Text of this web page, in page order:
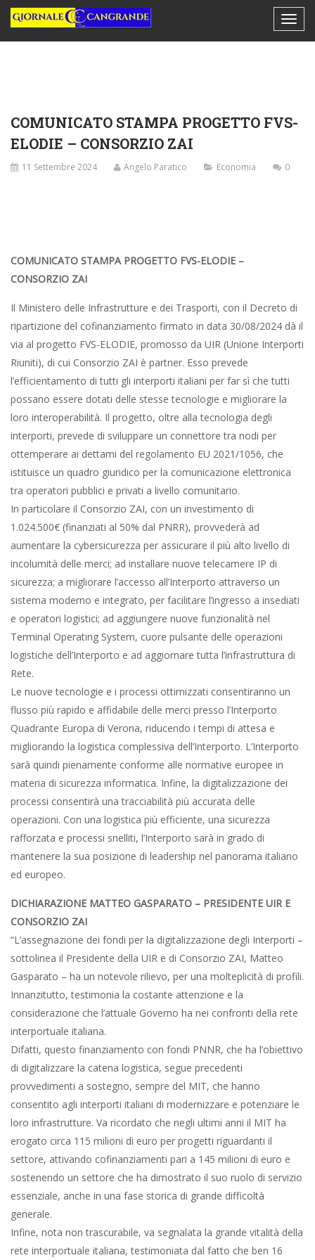
COMUNICATO STAMPA PROGETTO FVS-
ELODIE – CONSORZIO ZAI
11 Settembre 2024 Angelo Paratico Economia 0
COMUNICATO STAMPA PROGETTO FVS-ELODIE –
CONSORZIO ZAI
Il Ministero delle Infrastrutture e dei Trasporti, con il Decreto di
ripartizione del cofinanziamento firmato in data 30/08/2024 dà il
via al progetto FVS-ELODIE, promosso da UIR (Unione Interporti
Riuniti), di cui Consorzio ZAI è partner. Esso prevede
l’efficientamento di tutti gli interporti italiani per far sì che tutti
possano essere dotati delle stesse tecnologie e migliorare la
loro interoperabilità. Il progetto, oltre alla tecnologia degli
interporti, prevede di sviluppare un connettore tra nodi per
ottemperare ai dettami del regolamento EU 2021/1056, che
istituisce un quadro giuridico per la comunicazione elettronica
tra operatori pubblici e privati a livello comunitario.
In particolare il Consorzio ZAI, con un investimento di
1.024.500€ (finanziati al 50% dal PNRR), provvederà ad
aumentare la cybersicurezza per assicurare il più alto livello di
incolumità delle merci; ad installare nuove telecamere IP di
sicurezza; a migliorare l’accesso all’Interporto attraverso un
sistema moderno e integrato, per facilitare l’ingresso a insediati
e operatori logistici; ad aggiungere nuove funzionalità nel
Terminal Operating System, cuore pulsante delle operazioni
logistiche dell’Interporto e ad aggiornare tutta l’infrastruttura di
Rete.
Le nuove tecnologie e i processi ottimizzati consentiranno un
flusso più rapido e affidabile delle merci presso l’Interporto
Quadrante Europa di Verona, riducendo i tempi di attesa e
migliorando la logistica complessiva dell’Interporto. L’Interporto
sarà quindi pienamente conforme alle normative europee in
materia di sicurezza informatica. Infine, la digitalizzazione dei
processi consentirà una tracciabilità più accurata delle
operazioni. Con una logistica più efficiente, una sicurezza
rafforzata e processi snelliti, l’Interporto sarà in grado di
mantenere la sua posizione di leadership nel panorama italiano
ed europeo.
DICHIARAZIONE MATTEO GASPARATO – PRESIDENTE UIR E
CONSORZIO ZAI
“L’assegnazione dei fondi per la digitalizzazione degli Interporti –
sottolinea il Presidente della UIR e di Consorzio ZAI, Matteo
Gasparato – ha un notevole rilievo, per una molteplicità di profili.
Innanzitutto, testimonia la costante attenzione e la
considerazione che l’attuale Governo ha nei confronti della rete
interportuale italiana.
Difatti, questo finanziamento con fondi PNNR, che ha l’obiettivo
di digitalizzare la catena logistica, segue precedenti
provvedimenti a sostegno, sempre del MIT, che hanno
consentito agli interporti italiani di modernizzare e potenziare le
loro infrastrutture. Va ricordato che negli ultimi anni il MIT ha
erogato circa 115 milioni di euro per progetti riguardanti il
settore, attivando cofinanziamenti pari a 145 milioni di euro e
sostenendo un settore che ha dimostrato il suo ruolo di servizio
essenziale, anche in una fase storica di grande difficoltà
generale.
Infine, nota non trascurabile, va segnalata la grande vitalità della
rete interportuale italiana, testimoniata dal fatto che ben 16